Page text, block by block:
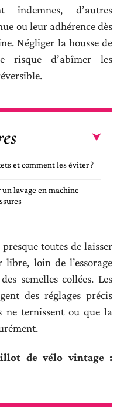
indemnes, d’autres
ou leur adhérence dès
Négliger la housse de
risque d’abîmer les
et comment les éviter ?
lavage en machine
toutes de laisser
libre, loin de l’essorage
semelles collées. Les
des réglages précis
ne ternissent ou que la
de vélo vintage :